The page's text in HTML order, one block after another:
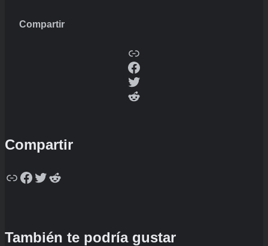
Compartir
Copy
Facebook
Twitter
Reddit
Compartir
Copy
Facebook
Twitter
Reddit
También te podría gustar